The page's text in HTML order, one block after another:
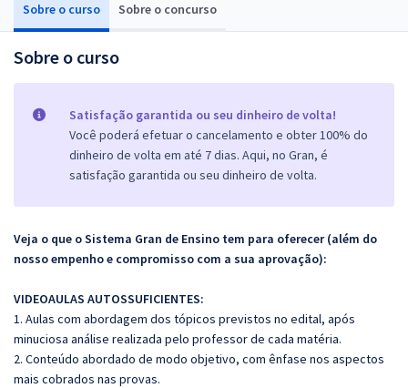
Sobre o curso Sobre o concurso
Sobre o curso
Satisfação garantida ou seu dinheiro de volta!
Você poderá efetuar o cancelamento e obter 100% do
dinheiro de volta em até 7 dias. Aqui, no Gran, é
satisfação garantida ou seu dinheiro de volta.
Veja o que o Sistema Gran de Ensino tem para oferecer (além do
nosso empenho e compromisso com a sua aprovação):
VIDEOAULAS AUTOSSUFICIENTES:
1. Aulas com abordagem dos tópicos previstos no edital, após
minuciosa análise realizada pelo professor de cada matéria.
2. Conteúdo abordado de modo objetivo, com ênfase nos aspectos
mais cobrados nas provas.